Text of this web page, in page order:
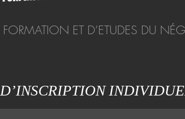
ET D’ETUDES DU